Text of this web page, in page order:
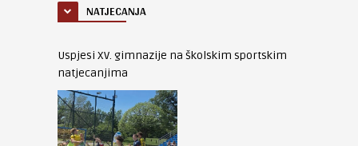
NATJECANJA
Uspjesi XV. gimnazije na školskim sportskim
natjecanjima